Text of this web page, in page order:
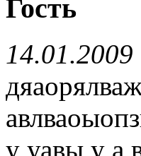
Гость
у уавы у а